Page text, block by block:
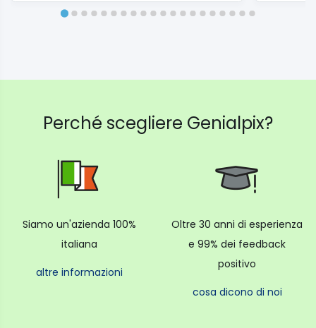
Gamut di colore NTSC 68%
DVB-C, DVB-S/S2
Ingressi/Uscite
HDMI 2x
DisplayPort No
D-Sub No
Component No
Composite No
Perché scegliere Genialpix?
Siamo un'azienda 100%
italiana
altre informazioni
Oltre 30 anni di esperienza
e 99% dei feedback
positivo
cosa dicono di noi